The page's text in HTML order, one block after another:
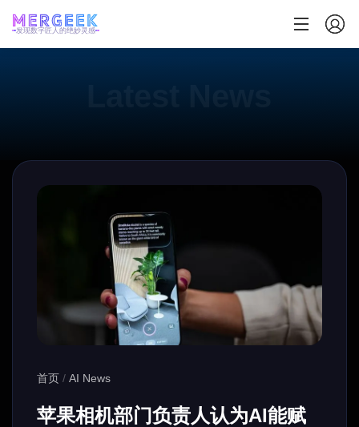
发现数字匠人的绝妙灵感
首页 / AI News
苹果相机部门负责人认为AI能赋